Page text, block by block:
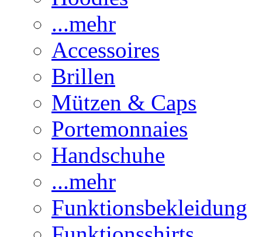
...mehr
Accessoires
Brillen
Mützen & Caps
Portemonnaies
Handschuhe
...mehr
Funktionsbekleidung